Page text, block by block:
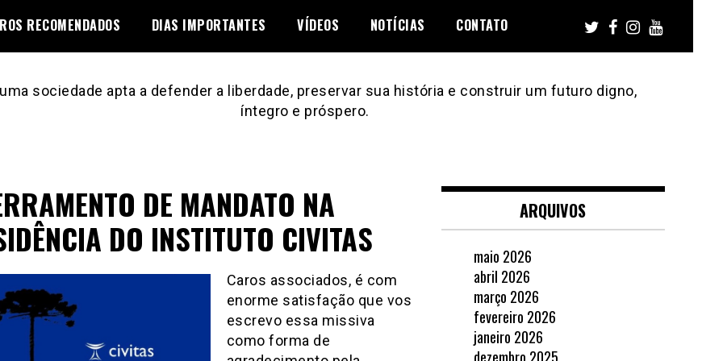
RECOMENDADOS DIAS IMPORTANTES VÍDEOS NOTÍCIAS CONTATO
sociedade apta a defender a liberdade, preservar sua história e construir um futuro digno,
íntegro e próspero.
DE MANDATO NA
DO INSTITUTO CIVITAS
Caros associados, é com
enorme satisfação que vos
escrevo essa missiva
como forma de
ARQUIVOS
maio 2026
abril 2026
março 2026
fevereiro 2026
janeiro 2026